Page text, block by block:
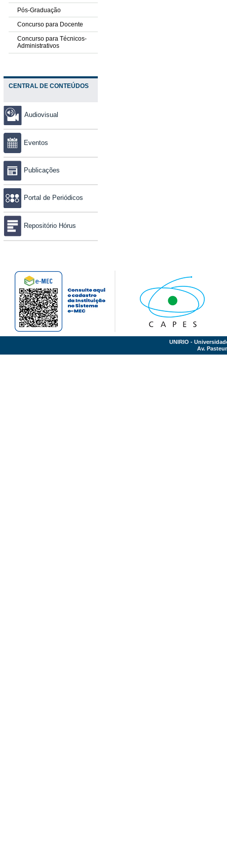
Pós-Graduação
Concurso para Docente
Concurso para Técnicos-
Administrativos
CENTRAL DE CONTEÚDOS
Audiovisual
Eventos
Publicações
Portal de Periódicos
Repositório Hórus
UNIRIO -
Av.